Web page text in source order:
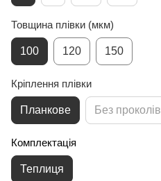
Товщина плівки (мкм)
100 120 150
Кріплення плівки
Планкове Без проколів
Комплектація
Теплиця